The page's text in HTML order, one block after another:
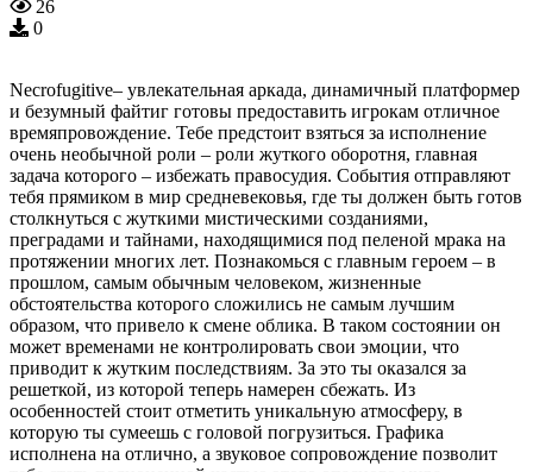
26
0
Necrofugitive– увлекательная аркада, динамичный платформер
и безумный файтиг готовы предоставить игрокам отличное
времяпровождение. Тебе предстоит взяться за исполнение
очень необычной роли – роли жуткого оборотня, главная
задача которого – избежать правосудия. События отправляют
тебя прямиком в мир средневековья, где ты должен быть готов
столкнуться с жуткими мистическими созданиями,
преградами и тайнами, находящимися под пеленой мрака на
протяжении многих лет. Познакомься с главным героем – в
прошлом, самым обычным человеком, жизненные
обстоятельства которого сложились не самым лучшим
образом, что привело к смене облика. В таком состоянии он
может временами не контролировать свои эмоции, что
приводит к жутким последствиям. За это ты оказался за
решеткой, из которой теперь намерен сбежать. Из
особенностей стоит отметить уникальную атмосферу, в
которую ты сумеешь с головой погрузиться. Графика
исполнена на отлично, а звуковое сопровождение позволит